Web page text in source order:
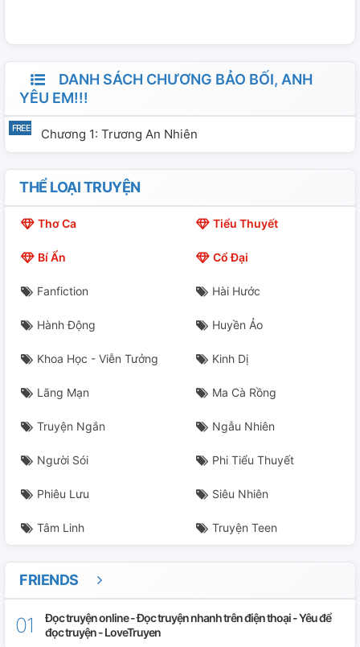
DANH SÁCH CHƯƠNG BẢO BỐI, ANH
YÊU EM!!!
Chương 1: Trương An Nhiên
THỂ LOẠI TRUYỆN
Thơ Ca Tiểu Thuyết
Bí Ẩn Cổ Đại
Fanfiction Hài Hước
Hành Động Huyền Ảo
Khoa Học - Viễn Tưởng Kinh Dị
Lãng Mạn Ma Cà Rồng
Truyện Ngắn Ngẫu Nhiên
Người Sói Phi Tiểu Thuyết
Phiêu Lưu Siêu Nhiên
Tâm Linh Truyện Teen
FRIENDS
Đọc truyện online - Đọc truyện nhanh trên điện thoại - Yêu để
đọc truyện - LoveTruyen